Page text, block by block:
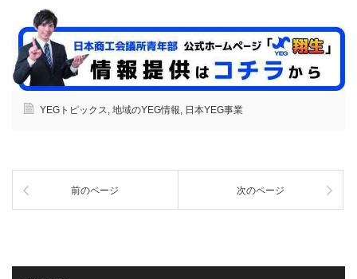
YEGトピックス, 地域のYEG情報, 日本YEG事業
前のページ 次のページ